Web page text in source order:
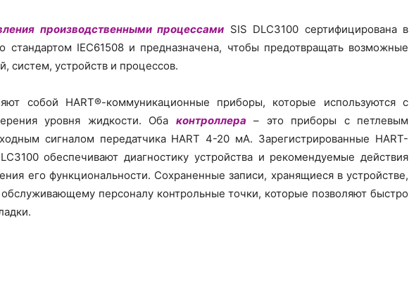
производственными процессами SIS DLC3100 сертифицирована в
стандартом IEC61508 и предназначена, чтобы предотвращать возможные
систем, устройств и процессов.
собой HART®-коммуникационные приборы, которые используются с
уровня жидкости. Оба контроллера – это приборы с петлевым
сигналом передатчика HART 4-20 мА. Зарегистрированные HART-
обеспечивают диагностику устройства и рекомендуемые действия
его функциональности. Сохраненные записи, хранящиеся в устройстве,
персоналу контрольные точки, которые позволяют быстро